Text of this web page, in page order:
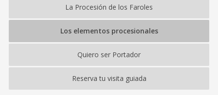
La Procesión de los Faroles
Los elementos procesionales
Quiero ser Portador
Reserva tu visita guiada